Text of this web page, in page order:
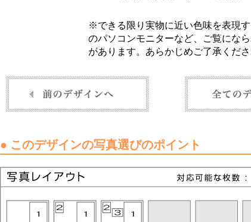
※できる限り実物に近い色味を表現
のパソコンモニターなど、ご覧にな
があります。あらかじめご了承くださ
● このデザインの写真選びのポイント